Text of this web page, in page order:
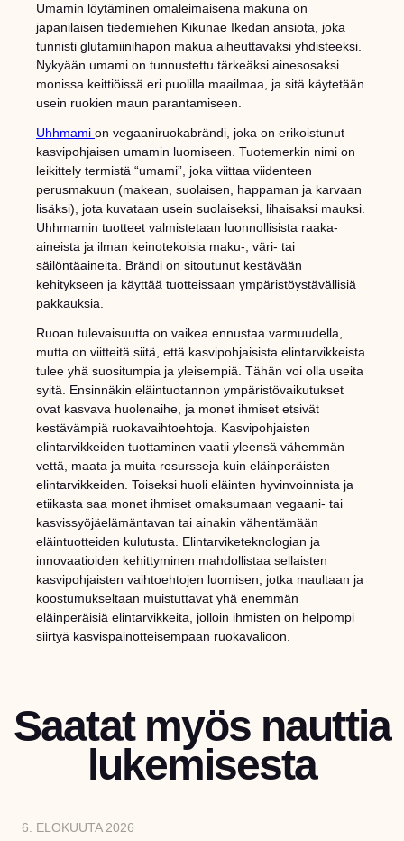
Umamin löytäminen omaleimaisena makuna on
japanilaisen tiedemiehen Kikunae Ikedan ansiota, joka
tunnisti glutamiinihapon makua aiheuttavaksi yhdisteeksi.
Nykyään umami on tunnustettu tärkeäksi ainesosaksi
monissa keittiöissä eri puolilla maailmaa, ja sitä käytetään
usein ruokien maun parantamiseen.
Uhhmami on vegaaniruokabrändi, joka on erikoistunut
kasvipohjaisen umamin luomiseen. Tuotemerkin nimi on
leikittely termistä “umami”, joka viittaa viidenteen
perusmakuun (makean, suolaisen, happaman ja karvaan
lisäksi), jota kuvataan usein suolaiseksi, lihaisaksi mauksi.
Uhhmamin tuotteet valmistetaan luonnollisista raaka-
aineista ja ilman keinotekoisia maku-, väri- tai
säilöntäaineita. Brändi on sitoutunut kestävään
kehitykseen ja käyttää tuotteissaan ympäristöystävällisiä
pakkauksia.
Ruoan tulevaisuutta on vaikea ennustaa varmuudella,
mutta on viitteitä siitä, että kasvipohjaisista elintarvikkeista
tulee yhä suositumpia ja yleisempiä. Tähän voi olla useita
syitä. Ensinnäkin eläintuotannon ympäristövaikutukset
ovat kasvava huolenaihe, ja monet ihmiset etsivät
kestävämpiä ruokavaihtoehtoja. Kasvipohjaisten
elintarvikkeiden tuottaminen vaatii yleensä vähemmän
vettä, maata ja muita resursseja kuin eläinperäisten
elintarvikkeiden. Toiseksi huoli eläinten hyvinvoinnista ja
etiikasta saa monet ihmiset omaksumaan vegaani- tai
kasvissyöjäelämäntavan tai ainakin vähentämään
eläintuotteiden kulutusta. Elintarviketeknologian ja
innovaatioiden kehittyminen mahdollistaa sellaisten
kasvipohjaisten vaihtoehtojen luomisen, jotka maultaan ja
koostumukseltaan muistuttavat yhä enemmän
eläinperäisiä elintarvikkeita, jolloin ihmisten on helpompi
siirtyä kasvispainotteisempaan ruokavalioon.
Saatat myös nauttia
lukemisesta
6. ELOKUUTA 2026